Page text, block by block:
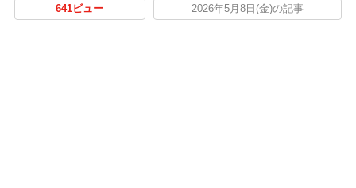
641ビュー 2026年5月8日(金)の記事